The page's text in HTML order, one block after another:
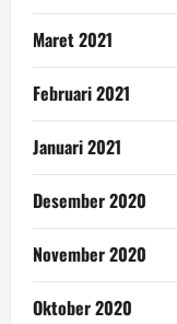
Maret 2021
Februari 2021
Januari 2021
Desember 2020
November 2020
Oktober 2020